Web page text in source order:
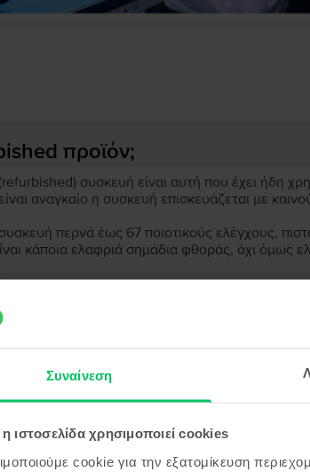
Συναίνεση
ιστοσελίδα χρησιμοποιεί cookies
cookie για την εξατομίκευση
προϊόν;
συσκευή είναι αυτή που έχει ήδη
αναγκαίο η συσκευή επισκευάζεται με
περνά έως 67 ποιοτικούς ελέγχους,
κάποια ελαφριά σημάδια φθοράς, όχι όμως
μια ανακατασκευασμένη
μπαταρία;
στο κουτί της συσκευής;